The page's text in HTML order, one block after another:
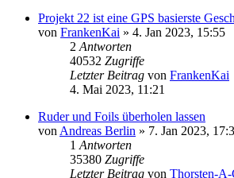
Projekt 22 ist eine GPS basierste
von FrankenKai » 4. Jan 2023, 15:55
2 Antworten
40532 Zugriffe
Letzter Beitrag von FrankenKai
4. Mai 2023, 11:21
Ruder und Foils überholen lassen
von Andreas Berlin » 7. Jan 2023,
1 Antworten
35380 Zugriffe
Letzter Beitrag von Thorsten-A-